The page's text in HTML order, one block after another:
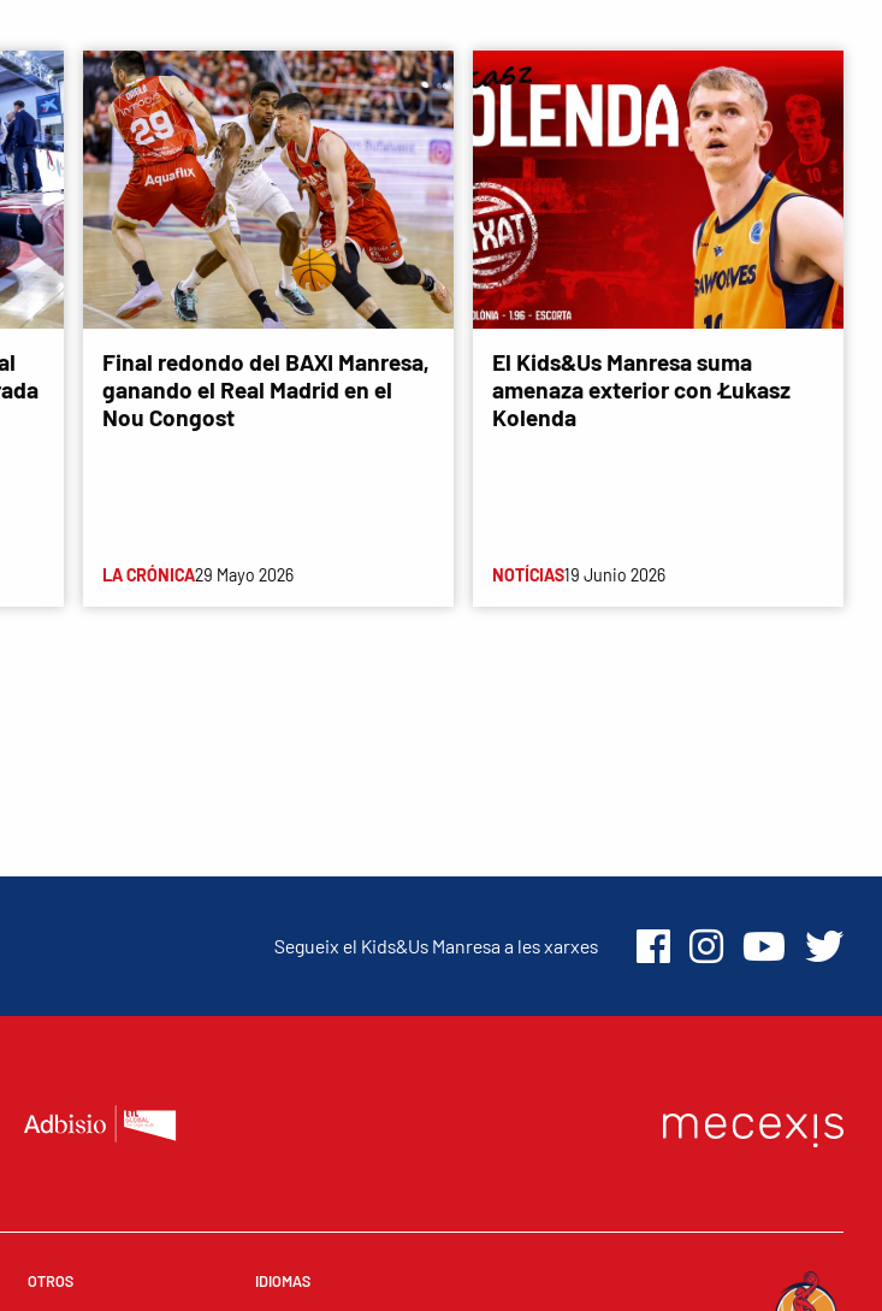
Final redondo del BAXI Manresa,
ganando el Real Madrid en el
Nou Congost
LA CRÓNICA29 Mayo 2026
El Kids&Us Manresa suma
amenaza exterior con Łukasz
Kolenda
NOTÍCIAS19 Junio 2026
Segueix el Kids&Us Manresa a les xarxes
OTROS
IDIOMAS